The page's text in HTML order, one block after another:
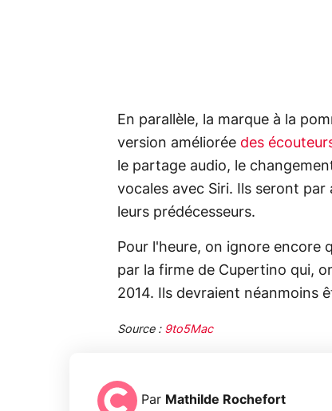
En parallèle, la marque à la
version améliorée des
le partage audio, le
vocales avec Siri. Ils seront
leurs prédécesseurs.
Pour l'heure, on ignore encore
par la firme de Cupertino qui,
2014. Ils devraient néanmoins
Source : 9to5Mac
Par Mathilde Rochefort